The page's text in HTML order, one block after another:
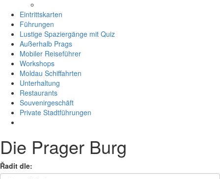
Eintrittskarten
Führungen
Lustige Spaziergänge mit Quiz
Außerhalb Prags
Mobiler Reiseführer
Workshops
Moldau Schiffahrten
Unterhaltung
Restaurants
Souvenirgeschäft
Private Stadtführungen
Die Prager Burg
Řadit dle: